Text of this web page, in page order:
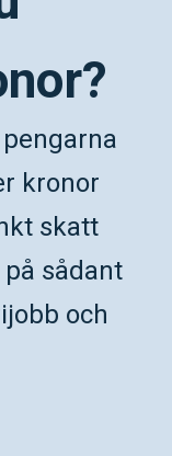
kronor
skatt
sådant
och